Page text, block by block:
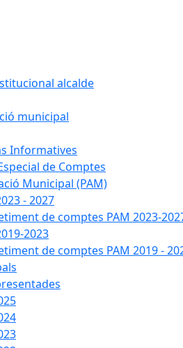
alcalde
municipal
Informatives
de Comptes
Municipal (PAM)
- 2027
de comptes PAM 2023-
2023
de comptes PAM 2019 -